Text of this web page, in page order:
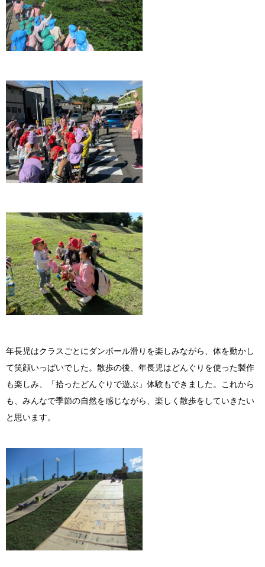
年長児はクラスごとにダンボール滑りを楽しみながら、体を動かし
て笑顔いっぱいでした。散歩の後、年長児はどんぐりを使った製作
も楽しみ、「拾ったどんぐりで遊ぶ」体験もできました。これから
も、みんなで季節の自然を感じながら、楽しく散歩をしていきたい
と思います。